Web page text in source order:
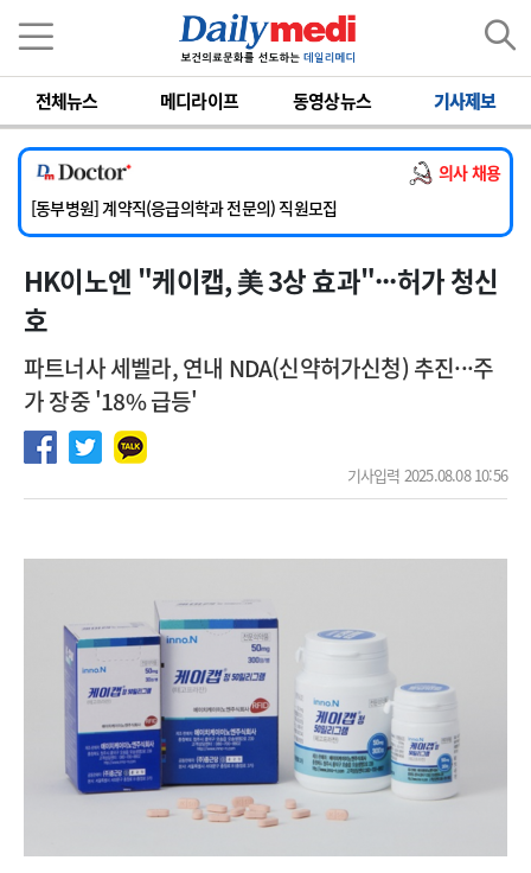
전체뉴스 메디라이프 동영상뉴스 기사제보
의사 채용
[서울아산병원] 2026년 하반기 인턴 모집
[영남대학교의료원] 마취통증의학과 임기제 임상의사 채용
[충남대학교병원] 소아청소년과(소아응급전담) 계약직 의사 공개채용
[동부병원] 계약직(응급의학과 전문의) 직원모집
[이대목동병원] 하반기 전공의(레지던트1년차) 모집
[서울아산병원] 2026년 하반기 인턴 모집
[영남대학교의료원] 마취통증의학과 임기제 임상의사 채용
HK이노엔 "케이캡, 美 3상 효과"···허가 청신
호
파트너사 세벨라, 연내 NDA(신약허가신청) 추진···주
가 장중 '18% 급등'
기사입력 2025.08.08 10:56